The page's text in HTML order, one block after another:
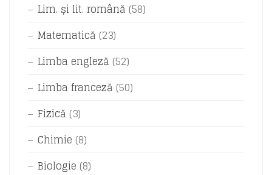
Lim. și lit. română (58)
Matematică (23)
Limba engleză (52)
Limba franceză (50)
Fizică (3)
Chimie (8)
Biologie (8)